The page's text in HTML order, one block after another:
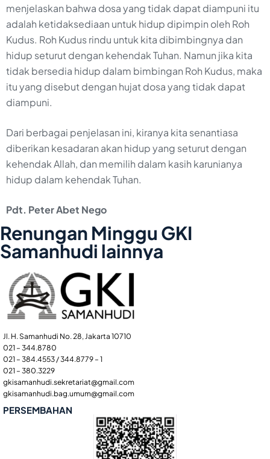
menjelaskan bahwa dosa yang tidak dapat diampuni itu
adalah ketidaksediaan untuk hidup dipimpin oleh Roh
Kudus. Roh Kudus rindu untuk kita dibimbingnya dan
hidup seturut dengan kehendak Tuhan. Namun jika kita
tidak bersedia hidup dalam bimbingan Roh Kudus, maka
itu yang disebut dengan hujat dosa yang tidak dapat
diampuni.
Dari berbagai penjelasan ini, kiranya kita senantiasa
diberikan kesadaran akan hidup yang seturut dengan
kehendak Allah, dan memilih dalam kasih karunianya
hidup dalam kehendak Tuhan.
Pdt. Peter Abet Nego
Renungan Minggu GKI
Samanhudi lainnya
Jl. H. Samanhudi No. 28, Jakarta 10710
021 – 344.8780
021 – 384.4553 / 344.8779 – 1
021 – 380.3229
gkisamanhudi.sekretariat@gmail.com
gkisamanhudi.bag.umum@gmail.com
PERSEMBAHAN